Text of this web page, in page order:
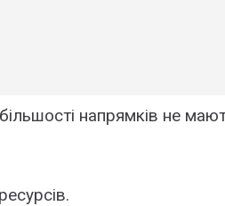
більшості напрямків не